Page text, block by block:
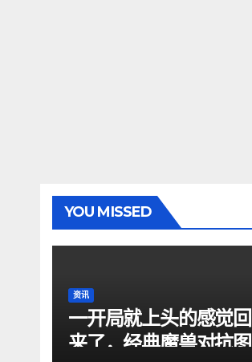
YOU MISSED
资讯
一开局就上头的感觉回
来了，经典魔兽对抗图